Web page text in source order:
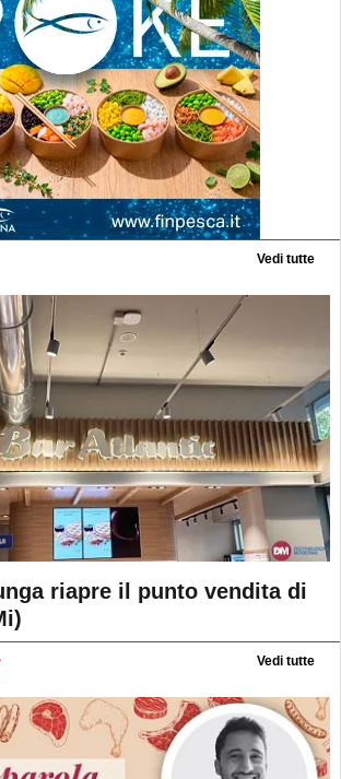
Vedi tutte
riapre il punto vendita di
Vedi tutte